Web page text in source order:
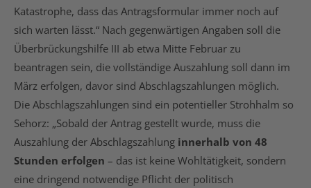
Katastrophe, dass das Antragsformular immer noch auf
sich warten lässt.“ Nach gegenwärtigen Angaben soll die
Überbrückungshilfe III ab etwa Mitte Februar zu
beantragen sein, die vollständige Auszahlung soll dann im
März erfolgen, davor sind Abschlagszahlungen möglich.
Die Abschlagszahlungen sind ein potentieller Strohhalm so
Sehorz: „Sobald der Antrag gestellt wurde, muss die
Auszahlung der Abschlagszahlung innerhalb von 48
Stunden erfolgen – das ist keine Wohltätigkeit, sondern
eine dringend notwendige Pflicht der politisch